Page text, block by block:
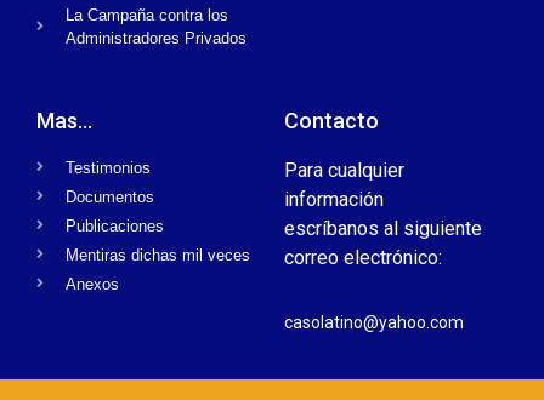
La Campaña contra los
Administradores Privados
Mas...
Testimonios
Documentos
Publicaciones
Mentiras dichas mil veces
Anexos
Contacto
Para cualquier
información
escríbanos al siguiente
correo electrónico:
casolatino@yahoo.com